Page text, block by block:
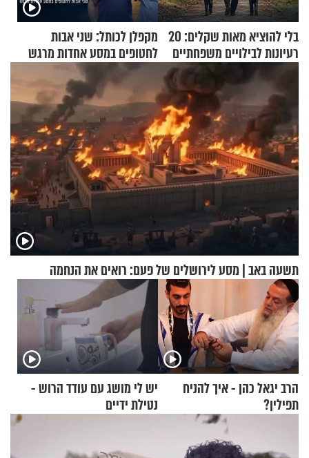
בלי להוציא מאות שקלים: 20
רעיונות לבילויים משפחתיים
כמעט בחינם
מקפלן לכותל: שני אבות
לחטופים במסע אחדות מרגש
תשעה באב | מסע לירושלים של פעם: רואים את הנחמה
הרב יגאל כהן - איך להניח
תפילין?
יש לי מושג עם עודד הרוש -
נטילת ידיים